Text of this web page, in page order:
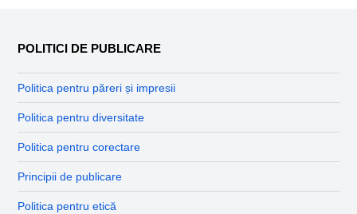
POLITICI DE PUBLICARE
Politica pentru păreri și impresii
Politica pentru diversitate
Politica pentru corectare
Principii de publicare
Politica pentru etică